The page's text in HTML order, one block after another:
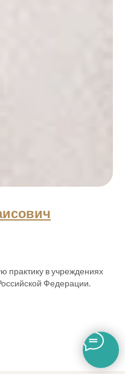
практику в учреждениях
Федерации.